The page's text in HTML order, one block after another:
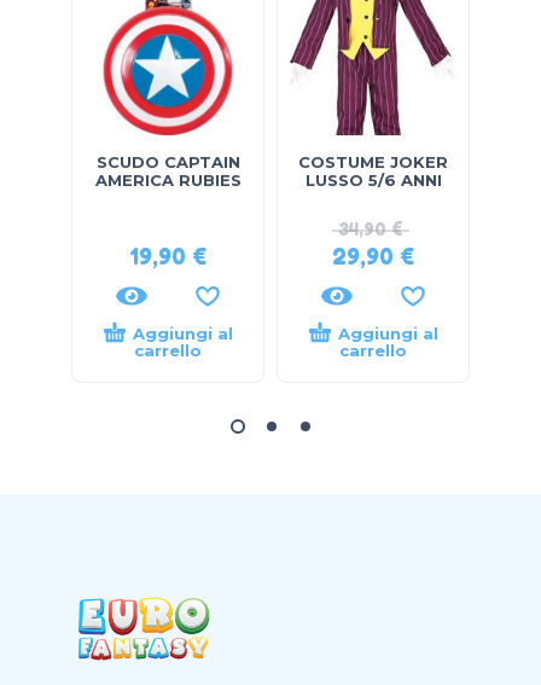
SCUDO CAPTAIN
AMERICA RUBIES
19,90 €
Aggiungi al
carrello
COSTUME JOKER
LUSSO 5/6 ANNI
34,90€
29,90 €
Aggiungi al
carrello